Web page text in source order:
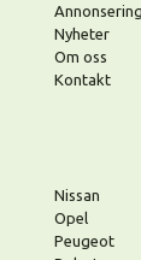
Annonsering
Nyheter
Om oss
Kontakt
Nissan
Opel
Peugeot